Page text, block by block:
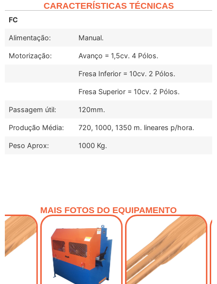
CARACTERÍSTICAS TÉCNICAS
FC
Alimentação: Manual.
Motorização: Avanço = 1,5cv. 4 Pólos.
Fresa Inferior = 10cv. 2 Pólos.
Fresa Superior = 10cv. 2 Pólos.
Passagem útil: 120mm.
Produção Média: 720, 1000, 1350 m. lineares p/hora.
Peso Aprox: 1000 Kg.
MAIS FOTOS DO EQUIPAMENTO